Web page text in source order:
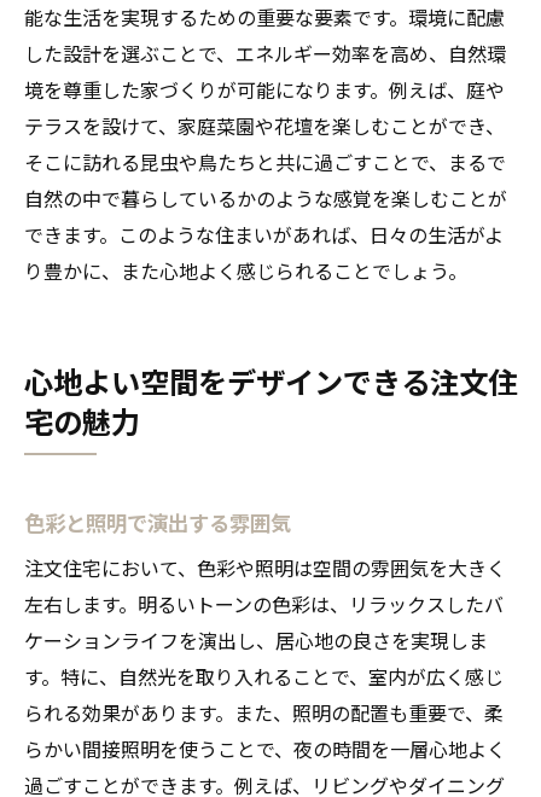
能な生活を実現するための重要な要素です。環境に配慮
した設計を選ぶことで、エネルギー効率を高め、自然環
境を尊重した家づくりが可能になります。例えば、庭や
テラスを設けて、家庭菜園や花壇を楽しむことができ、
そこに訪れる昆虫や鳥たちと共に過ごすことで、まるで
自然の中で暮らしているかのような感覚を楽しむことが
できます。このような住まいがあれば、日々の生活がよ
り豊かに、また心地よく感じられることでしょう。
心地よい空間をデザインできる注文住
宅の魅力
色彩と照明で演出する雰囲気
注文住宅において、色彩や照明は空間の雰囲気を大きく
左右します。明るいトーンの色彩は、リラックスしたバ
ケーションライフを演出し、居心地の良さを実現しま
す。特に、自然光を取り入れることで、室内が広く感じ
られる効果があります。また、照明の配置も重要で、柔
らかい間接照明を使うことで、夜の時間を一層心地よく
過ごすことができます。例えば、リビングやダイニング